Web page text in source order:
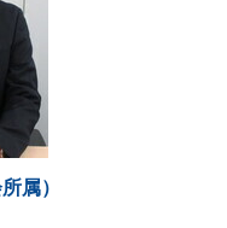
属）